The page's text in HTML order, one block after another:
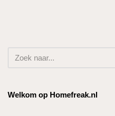
Welkom op Homefreak.nl